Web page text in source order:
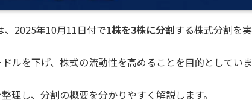
2025年10月11日付で1株を3株に分割する株式分割を実
ルを下げ、株式の流動性を高めることを目的としていま
理し、分割の概要を分かりやすく解説します。